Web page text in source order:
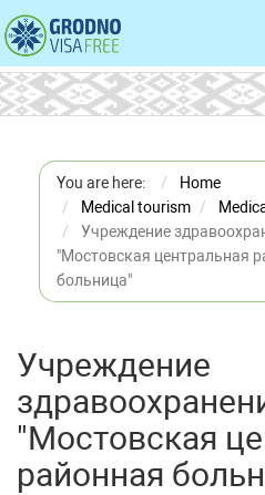
You are here:
Home
Medical tourism
Учреждение
"Мостовская центральная
больница"
Учреждение
"Мостовская
районная